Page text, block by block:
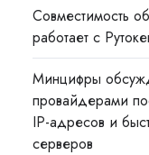
Совместимость
работает с
Минцифры
провайдерами
IP-адресов и
серверов